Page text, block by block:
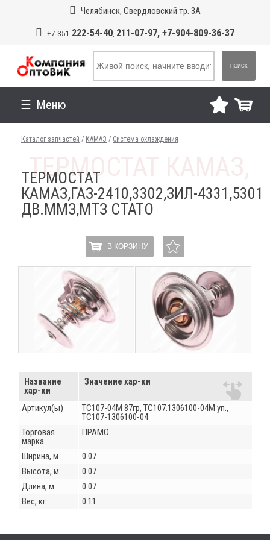
Челябинск, Свердловский тр. 3А
+7 351 222-54-40, 211-07-97, +7-904-809-36-37
ПОИСК
Меню
Каталог запчастей / КАМАЗ / Система охлаждения
ТЕРМОСТАТ
КАМАЗ,ГАЗ-2410,3302,ЗИЛ-4331,5301
ДВ.ММЗ,МТЗ СТАТО
В КОРЗИНУ
Название
хар-ки
Значение хар-ки
Артикул(ы)
ТС107-04М 87гр, ТС107.1306100-04М уп.,
ТС107-1306100-04
Торговая
марка
ПРАМО
Ширина, м
0.07
Высота, м
0.07
Длина, м
0.07
Вес, кг
0.11